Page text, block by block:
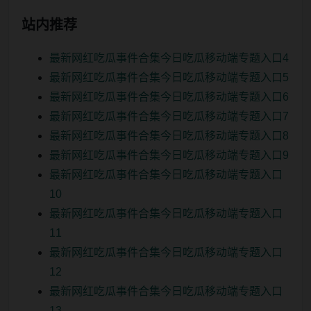
站内推荐
最新网红吃瓜事件合集今日吃瓜移动端专题入口4
最新网红吃瓜事件合集今日吃瓜移动端专题入口5
最新网红吃瓜事件合集今日吃瓜移动端专题入口6
最新网红吃瓜事件合集今日吃瓜移动端专题入口7
最新网红吃瓜事件合集今日吃瓜移动端专题入口8
最新网红吃瓜事件合集今日吃瓜移动端专题入口9
最新网红吃瓜事件合集今日吃瓜移动端专题入口
10
最新网红吃瓜事件合集今日吃瓜移动端专题入口
11
最新网红吃瓜事件合集今日吃瓜移动端专题入口
12
最新网红吃瓜事件合集今日吃瓜移动端专题入口